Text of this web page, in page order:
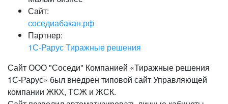
Забыли свой пароль?
или войдите с помощью
Сайт:
соседиабакан.рф
Партнер:
1С-Рарус Тиражные решения
Сайт ООО "Соседи" Компанией «Тиражные решения
1С-Рарус» был внедрен типовой сайт Управляющей
компании ЖКХ, ТСЖ и ЖСК.